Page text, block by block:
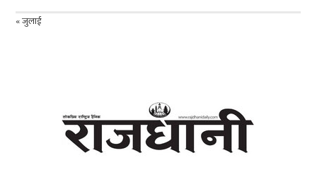
« जुलाई